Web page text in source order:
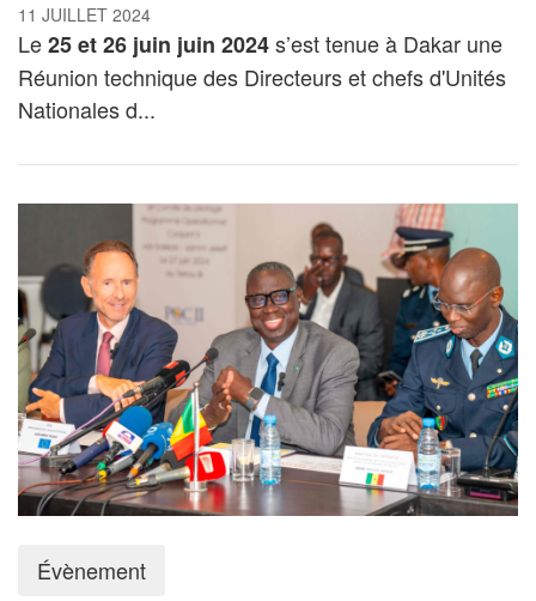
11 JUILLET 2024
Le25 et 26 juin juin 2024s’est tenue à Dakar une
Réunion technique des Directeurs et chefs d'Unités
Nationales d...
Évènement